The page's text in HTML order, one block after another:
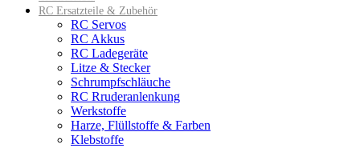
RC Ersatzteile & Zubehör
RC Servos
RC Akkus
RC Ladegeräte
Litze & Stecker
Schrumpfschläuche
RC Rruderanlenkung
Werkstoffe
Harze, Flüllstoffe & Farben
Klebstoffe